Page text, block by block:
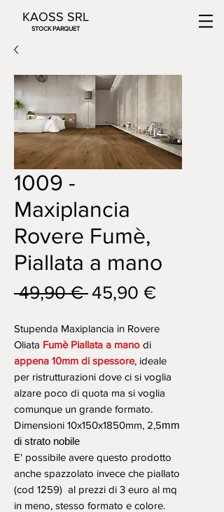
KAOSS SRL
STOCK PARQUET
1009 -
Maxiplancia
Rovere Fumè,
Piallata a mano
49,90 € Prezzo
45,90 €Prezzo
Stupenda Maxiplancia in Rovere
Oliata Fumè Piallata a mano di
appena 10mm di spessore, ideale
per ristrutturazioni dove ci si voglia
alzare poco di quota ma si voglia
comunque un grande formato.
Dimensioni 10x150x1850mm, 2,5mm
di strato nobile
E' possibile avere questo prodotto
anche spazzolato invece che piallato
(cod 1259) al prezzi di 3 euro al mq
in meno, stesso formato e colore.